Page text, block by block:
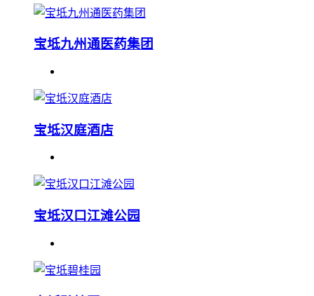
宝坻九州通医药集团
宝坻汉庭酒店
宝坻汉口江滩公园